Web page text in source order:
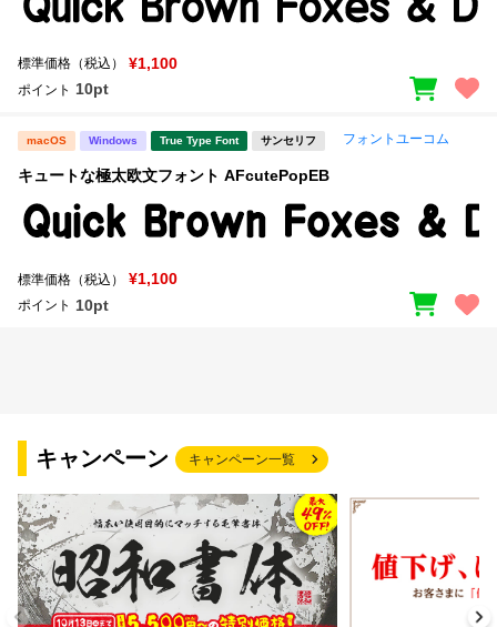
リセット 検索
標準価格（税込） ¥1,100
ポイント 10pt
macOS Windows True Type Font サンセリフ フォントユーコム
キュートな極太欧文フォント AFcutePopEB
標準価格（税込） ¥1,100
ポイント 10pt
キャンペーン キャンペーン一覧